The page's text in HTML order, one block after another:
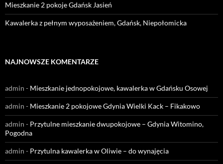
Mieszkanie 2 pokoje Gdańsk Jasień
Kawalerka z pełnym wyposażeniem, Gdańsk, Niepołomicka
NAJNOWSZE KOMENTARZE
admin - Mieszkanie jednopokojowe, kawalerka w Gdańsku Osowej
admin - Mieszkanie 2 pokojowe Gdynia Wielki Kack – Fikakowo
admin - Przytulne mieszkanie dwupokojowe – Gdynia Witomino,
Pogodna
admin - Przytulna kawalerka w Oliwie – do wynajęcia